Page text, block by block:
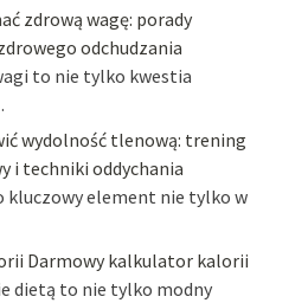
zdrową wagę: porady
odchudzania
to nie tylko kwestia
wydolność tlenową: trening
i techniki oddychania
kluczowy element nie tylko w
Darmowy kalkulator kalorii
dietą to nie tylko modny